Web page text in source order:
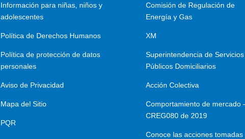
Información para niñas, niños y
adolescentes
Política de Derechos Humanos
Política de protección de datos
personales
Aviso de Privacidad
Mapa del Sitio
PQR
Comisión de Regulación de
Energía y Gas
XM
Superintendencia de Servicios
Públicos Domiciliarios
Acción Colectiva
Comportamiento de mercado
CREG080 de 2019
Conoce las acciones tomadas